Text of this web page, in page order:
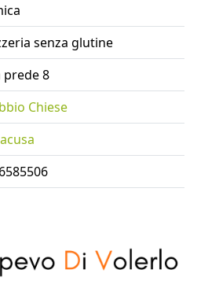
senza glutine
prede 8
Chiese